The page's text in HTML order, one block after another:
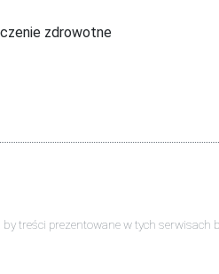
zdrowotne
treści prezentowane w tych serwisach